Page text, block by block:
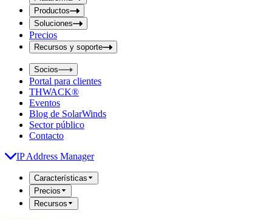
t
S
e
a
r
c
h
b
o
x
Productos
Soluciones
Precios
Recursos y soporte
Socios
Portal para clientes
THWACK®
Eventos
Blog de SolarWinds
Sector público
Contacto
IP Address Manager
Características
Precios
Recursos